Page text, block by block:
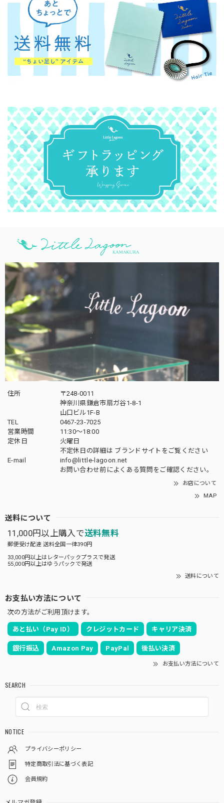
住所
〒248-0011
神奈川県鎌倉市扇ガ谷1-8-1
山口ビル1F-B
TEL
0467-23-7025
営業時間
11:30～18:00
定休日
火曜日
不定休日の詳細は ブランドサイト をご覧ください
E-mail
info@little-lagoon.net
お問い合わせ前によくある質問をご確認ください。
お店について
MAP
送料について
11,000円以上購入で送料無料
郵便受け配達 送料全国一律390円
33,000円以上はレターパックプラスで発送
55,000円以上はゆうパックで発送
送料について
お支払い方法について
次の方法がご利用頂けます。
あと払い（Pay ID） クレジットカード キャリア決済
銀行振込 Amazon Pay PayPal 後払い決済
お支払い方法について
SEARCH
NOTICE
プライバシーポリシー
特定商取引法に基づく表記
会員規約